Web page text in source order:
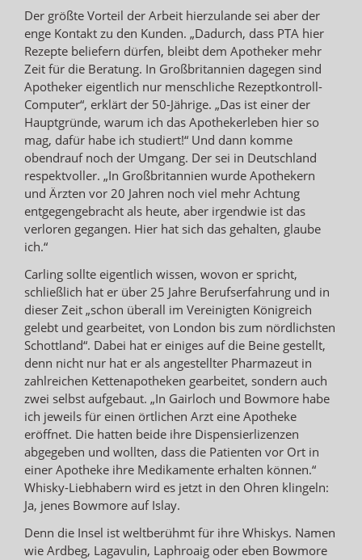
Der größte Vorteil der Arbeit hierzulande sei aber der
enge Kontakt zu den Kunden. „Dadurch, dass PTA hier
Rezepte beliefern dürfen, bleibt dem Apotheker mehr
Zeit für die Beratung. In Großbritannien dagegen sind
Apotheker eigentlich nur menschliche Rezeptkontroll-
Computer“, erklärt der 50-Jährige. „Das ist einer der
Hauptgründe, warum ich das Apothekerleben hier so
mag, dafür habe ich studiert!“ Und dann komme
obendrauf noch der Umgang. Der sei in Deutschland
respektvoller. „In Großbritannien wurde Apothekern
und Ärzten vor 20 Jahren noch viel mehr Achtung
entgegengebracht als heute, aber irgendwie ist das
verloren gegangen. Hier hat sich das gehalten, glaube
ich.“
Carling sollte eigentlich wissen, wovon er spricht,
schließlich hat er über 25 Jahre Berufserfahrung und in
dieser Zeit „schon überall im Vereinigten Königreich
gelebt und gearbeitet, von London bis zum nördlichsten
Schottland“. Dabei hat er einiges auf die Beine gestellt,
denn nicht nur hat er als angestellter Pharmazeut in
zahlreichen Kettenapotheken gearbeitet, sondern auch
zwei selbst aufgebaut. „In Gairloch und Bowmore habe
ich jeweils für einen örtlichen Arzt eine Apotheke
eröffnet. Die hatten beide ihre Dispensierlizenzen
abgegeben und wollten, dass die Patienten vor Ort in
einer Apotheke ihre Medikamente erhalten können.“
Whisky-Liebhabern wird es jetzt in den Ohren klingeln:
Ja, jenes Bowmore auf Islay.
Denn die Insel ist weltberühmt für ihre Whiskys. Namen
wie Ardbeg, Lagavulin, Laphroaig oder eben Bowmore